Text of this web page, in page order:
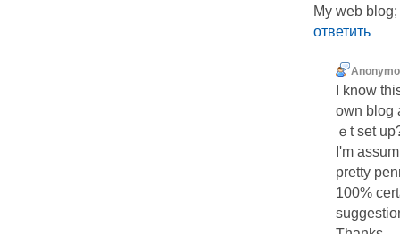
My web
ответить
I knoԝ
own blog
ｅt set
I'm
pretty
100%